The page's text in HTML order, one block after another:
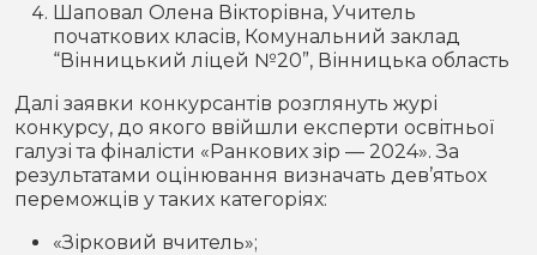
Шаповал Олена Вікторівна, Учитель
початкових класів, Комунальний заклад
“Вінницький ліцей №20”, Вінницька область
Далі заявки конкурсантів розглянуть журі
конкурсу, до якого ввійшли експерти освітньої
галузі та фіналісти «Ранкових зір — 2024». За
результатами оцінювання визначать дев’ятьох
переможців у таких категоріях:
«Зірковий вчитель»;